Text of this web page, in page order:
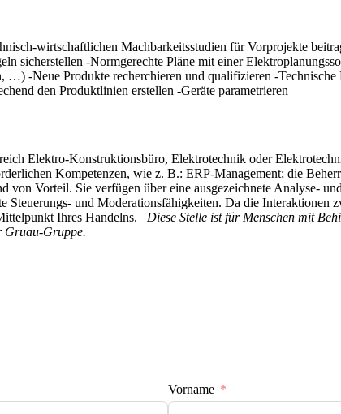
wirtschaftlichen Machbarkeitsstudien für Vorprojekte
sicherstellen -Normgerechte Pläne mit einer
…) -Neue Produkte recherchieren und qualifizieren -
den Produktlinien erstellen -Geräte parametrieren
Elektro-Konstruktionsbüro, Elektrotechnik oder
Kompetenzen, wie z. B.: ERP-Management; die
Vorteil. Sie verfügen über eine ausgezeichnete Analyse-
Steuerungs- und Moderationsfähigkeiten. Da die
Ihres Handelns. Diese Stelle ist für Menschen mit
Gruau-Gruppe.
Vorname